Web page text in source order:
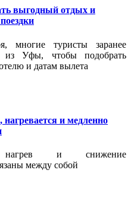
выгодный отдых и
многие туристы заранее
Уфы, чтобы подобрать
и датам вылета
и медленно
нагрев и снижение
между собой